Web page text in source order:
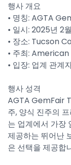
행사 개요
• 명칭: AGTA
• 일시: 2025년 2
• 장소: Tucson
• 주최:
• 입장: 업계 관계
행사 성격
AGTA GemFair
주, 양식 진주의
는 업계에서 가장
제공하는 뛰어난
은 선택을 제공합